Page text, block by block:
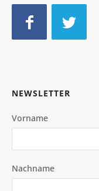
NEWSLETTER
Vorname
Nachname